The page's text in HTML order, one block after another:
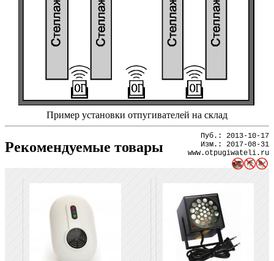
Пример установки отпугивателей на склад
Пуб.: 2013-10-17
Изм.: 2017-08-31
www.otpugiwateli.ru
Рекомендуемые товары